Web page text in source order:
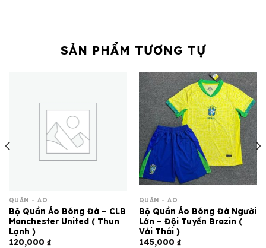
SẢN PHẨM TƯƠNG TỰ
QUẦN - ÁO
Bộ Quần Áo Bóng Đá – CLB
Manchester United ( Thun
Lạnh )
120,000 ₫
QUẦN - ÁO
Bộ Quần Áo Bóng Đá Người
Lớn – Đội Tuyển Brazin (
Vải Thái )
145,000 ₫